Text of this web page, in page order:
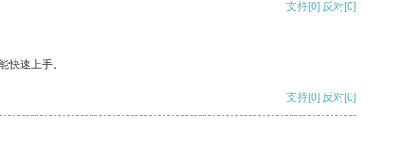
支持[0] 反对[0]
快速上手。
支持[0] 反对[0]